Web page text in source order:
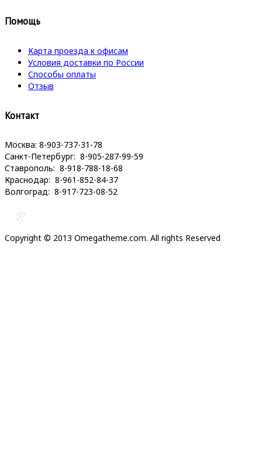
Помощь
Карта проезда к офисам
Условия доставки по России
Способы оплаты
Отзыв
Контакт
Москва: 8-903-737-31-78
Санкт-Петербург: 8-905-287-99-59
Ставрополь: 8-918-788-18-68
Краснодар: 8-961-852-84-37
Волгоград: 8-917-723-08-52
Copyright © 2013 Omegatheme.com. All rights Reserved